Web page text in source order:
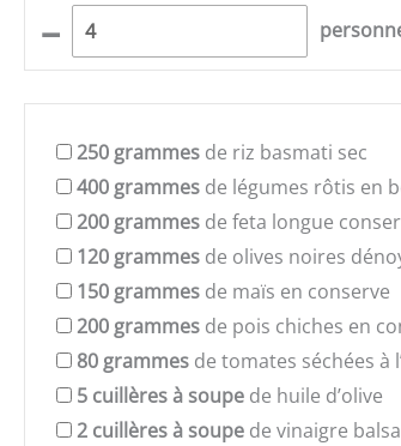
–
250 grammes de riz basmati sec
400 grammes de légumes rôtis en
200 grammes de feta longue
120 grammes de olives noires
150 grammes de maïs en conserve
200 grammes de pois chiches en
80 grammes de tomates séchées à
5 cuillères à soupe de huile d’olive
2 cuillères à soupe de vinaigre